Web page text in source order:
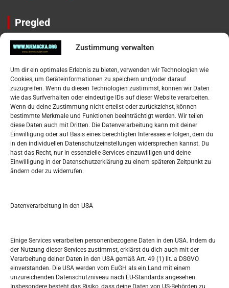
Zustimmung verwalten
Um dir ein optimales Erlebnis zu bieten, verwenden wir Technologien wie
Cookies, um Geräteinformationen zu speichern und/oder darauf
zuzugreifen. Wenn du diesen Technologien zustimmst, können wir Daten
wie das Surfverhalten oder eindeutige IDs auf dieser Website verarbeiten.
Wenn du deine Zustimmung nicht erteilst oder zurückziehst, können
bestimmte Merkmale und Funktionen beeinträchtigt werden. Wir teilen
diese Daten auch mit Dritten. Die Datenverarbeitung kann mit deiner
Einwilligung oder auf Basis eines berechtigten Interesses erfolgen, dem du
in den individuellen Datenschutzeinstellungen widersprechen kannst. Du
hast das Recht, nur in essenzielle Services einzuwilligen und deine
Einwilligung in der Datenschutzerklärung zu einem späteren Zeitpunkt zu
ändern oder zu widerrufen.
Datenverarbeitung in den USA
Einige Services verarbeiten personenbezogene Daten in den USA. Indem du
der Nutzung dieser Services zustimmst, erklärst du dich auch mit der
Verarbeitung deiner Daten in den USA gemäß Art. 49 (1) lit. a DSGVO
einverstanden. Die USA werden vom EuGH als ein Land mit einem
unzureichenden Datenschutzniveau nach EU-Standards angesehen.
Insbesondere besteht das Risiko, dass deine Daten von US-Behörden zu
Pregled
Impressum
Datenschutzerklärung
Widerufsbelehrung
Oglašavanje / Postavite svoj oglas
Tko je “Idemo u Svijet – Njemačka?
Pretražite stranicu:
S
e
a
h
M D M D F S S
1
3 4 5 6 7 8